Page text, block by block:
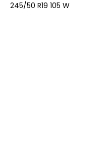
245/50 R19 105 W